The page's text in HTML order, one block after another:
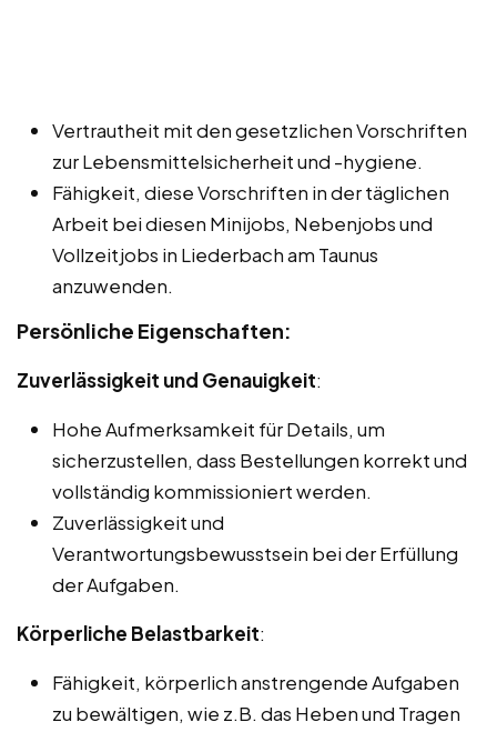
Vertrautheit mit den gesetzlichen Vorschriften
zur Lebensmittelsicherheit und -hygiene.
Fähigkeit, diese Vorschriften in der täglichen
Arbeit bei diesen Minijobs, Nebenjobs und
Vollzeitjobs in Liederbach am Taunus
anzuwenden.
Persönliche Eigenschaften:
Zuverlässigkeit und Genauigkeit:
Hohe Aufmerksamkeit für Details, um
sicherzustellen, dass Bestellungen korrekt und
vollständig kommissioniert werden.
Zuverlässigkeit und
Verantwortungsbewusstsein bei der Erfüllung
der Aufgaben.
Körperliche Belastbarkeit:
Fähigkeit, körperlich anstrengende Aufgaben
zu bewältigen, wie z.B. das Heben und Tragen